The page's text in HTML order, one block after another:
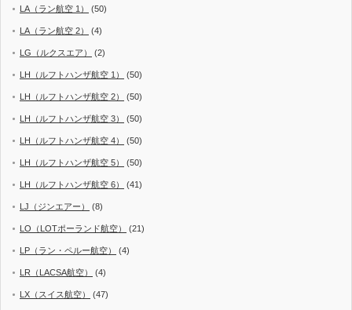
LA（ラン航空 1） (50)
LA（ラン航空 2） (4)
LG（ルクスエア） (2)
LH（ルフトハンザ航空 1） (50)
LH（ルフトハンザ航空 2） (50)
LH（ルフトハンザ航空 3） (50)
LH（ルフトハンザ航空 4） (50)
LH（ルフトハンザ航空 5） (50)
LH（ルフトハンザ航空 6） (41)
LJ（ジンエアー） (8)
LO（LOTポーランド航空） (21)
LP（ラン・ペルー航空） (4)
LR（LACSA航空） (4)
LX（スイス航空） (47)